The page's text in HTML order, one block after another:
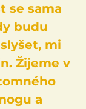
se sama
budu
mi
Žijeme v
a